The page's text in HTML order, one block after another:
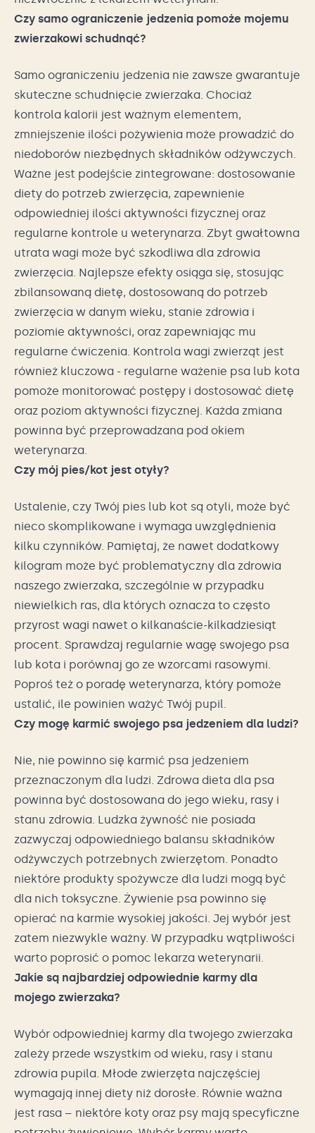
Czy samo ograniczenie jedzenia pomoże mojemu
zwierzakowi schudnąć?
Samo ograniczeniu jedzenia nie zawsze gwarantuje
skuteczne schudnięcie zwierzaka. Chociaż
kontrola kalorii jest ważnym elementem,
zmniejszenie ilości pożywienia może prowadzić do
niedoborów niezbędnych składników odżywczych.
Ważne jest podejście zintegrowane: dostosowanie
diety do potrzeb zwierzęcia, zapewnienie
odpowiedniej ilości aktywności fizycznej oraz
regularne kontrole u weterynarza. Zbyt gwałtowna
utrata wagi może być szkodliwa dla zdrowia
zwierzęcia. Najlepsze efekty osiąga się, stosując
zbilansowaną dietę, dostosowaną do potrzeb
zwierzęcia w danym wieku, stanie zdrowia i
poziomie aktywności, oraz zapewniając mu
regularne ćwiczenia. Kontrola wagi zwierząt jest
również kluczowa - regularne ważenie psa lub kota
pomoże monitorować postępy i dostosować dietę
oraz poziom aktywności fizycznej. Każda zmiana
powinna być przeprowadzana pod okiem
weterynarza.
Czy mój pies/kot jest otyły?
Ustalenie, czy Twój pies lub kot są otyli, może być
nieco skomplikowane i wymaga uwzględnienia
kilku czynników. Pamiętaj, że nawet dodatkowy
kilogram może być problematyczny dla zdrowia
naszego zwierzaka, szczególnie w przypadku
niewielkich ras, dla których oznacza to często
przyrost wagi nawet o kilkanaście-kilkadziesiąt
procent. Sprawdzaj regularnie wagę swojego psa
lub kota i porównaj go ze wzorcami rasowymi.
Poproś też o poradę weterynarza, który pomoże
ustalić, ile powinien ważyć Twój pupil.
Czy mogę karmić swojego psa jedzeniem dla ludzi?
Nie, nie powinno się karmić psa jedzeniem
przeznaczonym dla ludzi. Zdrowa dieta dla psa
powinna być dostosowana do jego wieku, rasy i
stanu zdrowia. Ludzka żywność nie posiada
zazwyczaj odpowiedniego balansu składników
odżywczych potrzebnych zwierzętom. Ponadto
niektóre produkty spożywcze dla ludzi mogą być
dla nich toksyczne. Żywienie psa powinno się
opierać na karmie wysokiej jakości. Jej wybór jest
zatem niezwykle ważny. W przypadku wątpliwości
warto poprosić o pomoc lekarza weterynarii.
Jakie są najbardziej odpowiednie karmy dla
mojego zwierzaka?
Wybór odpowiedniej karmy dla twojego zwierzaka
zależy przede wszystkim od wieku, rasy i stanu
zdrowia pupila. Młode zwierzęta najczęściej
wymagają innej diety niż dorosłe. Równie ważna
jest rasa – niektóre koty oraz psy mają specyficzne